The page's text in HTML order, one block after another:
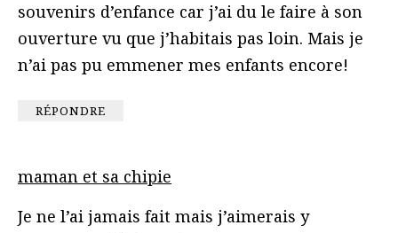
souvenirs d’enfance car j’ai du le faire à son
ouverture vu que j’habitais pas loin. Mais je
n’ai pas pu emmener mes enfants encore!
RÉPONDRE
maman et sa chipie
Je ne l’ai jamais fait mais j’aimerais y